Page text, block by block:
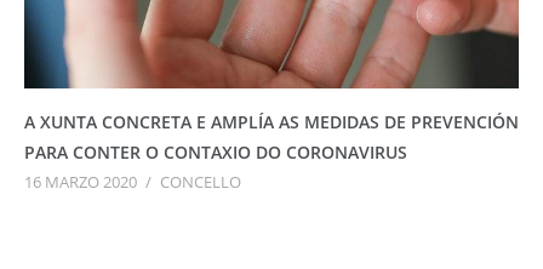
A XUNTA CONCRETA E AMPLÍA AS MEDIDAS DE PREVENCIÓN
PARA CONTER O CONTAXIO DO CORONAVIRUS
16 MARZO 2020 / CONCELLO